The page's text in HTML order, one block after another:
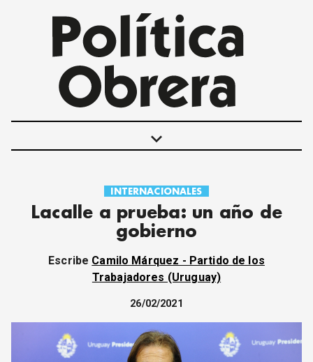
keyboard_arrow_down
POLÍTICAS
INTERNACIONALES
MOVIMIENTO OBRERO
ECONOMÍA
SOCIEDAD Y CULTURA
JUVENTUD
CORREO DE LECTORES
DEBATE
ARCHIVO
INTERNACIONALES
Lacalle a prueba: un año de
gobierno
Escribe Camilo Márquez - Partido de los
Trabajadores (Uruguay)
26/02/2021